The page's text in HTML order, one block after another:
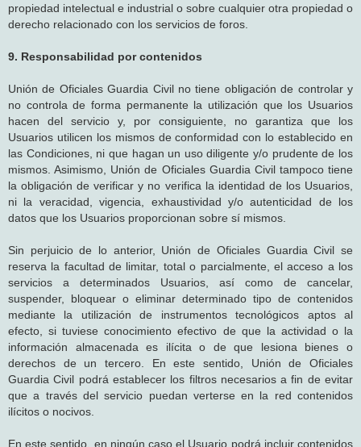
propiedad intelectual e industrial o sobre cualquier otra propiedad o
derecho relacionado con los servicios de foros.
9. Responsabilidad por contenidos
Unión de Oficiales Guardia Civil no tiene obligación de controlar y
no controla de forma permanente la utilización que los Usuarios
hacen del servicio y, por consiguiente, no garantiza que los
Usuarios utilicen los mismos de conformidad con lo establecido en
las Condiciones, ni que hagan un uso diligente y/o prudente de los
mismos. Asimismo, Unión de Oficiales Guardia Civil tampoco tiene
la obligación de verificar y no verifica la identidad de los Usuarios,
ni la veracidad, vigencia, exhaustividad y/o autenticidad de los
datos que los Usuarios proporcionan sobre sí mismos.
Sin perjuicio de lo anterior, Unión de Oficiales Guardia Civil se
reserva la facultad de limitar, total o parcialmente, el acceso a los
servicios a determinados Usuarios, así como de cancelar,
suspender, bloquear o eliminar determinado tipo de contenidos
mediante la utilización de instrumentos tecnológicos aptos al
efecto, si tuviese conocimiento efectivo de que la actividad o la
información almacenada es ilícita o de que lesiona bienes o
derechos de un tercero. En este sentido, Unión de Oficiales
Guardia Civil podrá establecer los filtros necesarios a fin de evitar
que a través del servicio puedan verterse en la red contenidos
ilícitos o nocivos.
En este sentido, en ningún caso el Usuario podrá incluir contenidos